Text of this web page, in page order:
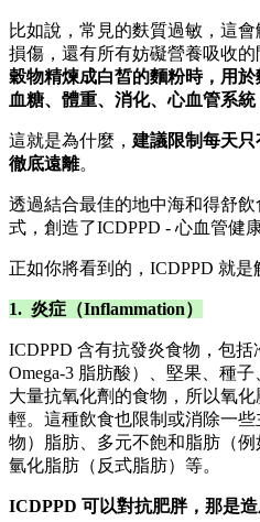
比如說，常見的麩質過敏，這
損傷，還有所有妨礙營養吸收的
穀物精煉成白皙的麵粉時，用
血糖、體重、消化、心血管系
這就是為什麼， 建議限制每天
徹底遠離。
透過結合最佳的地中海和得舒
式，創造了ICDPPD - 心血管健
正如你將看到的，ICDPPD 就是
1. 炎症（Inflammation）
ICDPPD 含有抗發炎食物，包
Omega‑3 脂肪酸）、堅果、種
大量抗氧化劑的食物，所以氧
輕。這種飲食也限制或消除一
物）脂肪、多元不飽和脂肪（
氫化脂肪（反式脂肪）等。
ICDPPD 可以對抗肥胖，那是